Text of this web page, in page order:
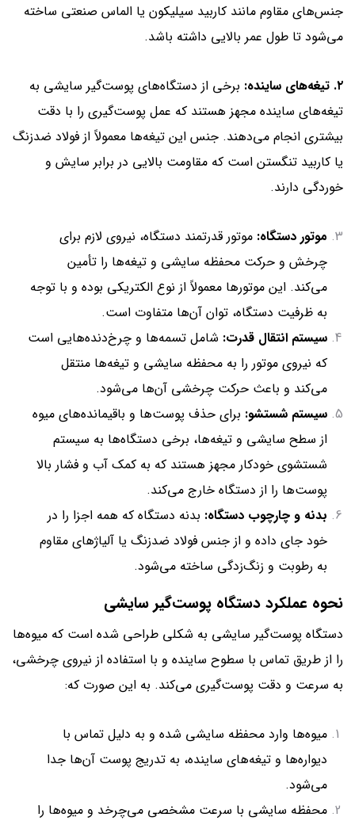
جنس‌های مقاوم مانند کاربید سیلیکون یا الماس صنعتی ساخته
می‌شود تا طول عمر بالایی داشته باشد.
۲. تیغه‌های ساینده:
برخی از دستگاه‌های پوست‌گیر سایشی به
تیغه‌های ساینده مجهز هستند که عمل پوست‌گیری را با دقت
بیشتری انجام می‌دهند. جنس این تیغه‌ها معمولاً از فولاد ضدزنگ
یا کاربید تنگستن است که مقاومت بالایی در برابر سایش و
خوردگی دارند.
موتور دستگاه: موتور قدرتمند دستگاه، نیروی لازم برای
چرخش و حرکت محفظه سایشی و تیغه‌ها را تأمین
می‌کند. این موتورها معمولاً از نوع الکتریکی بوده و با توجه
به ظرفیت دستگاه، توان آن‌ها متفاوت است.
سیستم انتقال قدرت: شامل تسمه‌ها و چرخ‌دنده‌هایی است
که نیروی موتور را به محفظه سایشی و تیغه‌ها منتقل
می‌کند و باعث حرکت چرخشی آن‌ها می‌شود.
سیستم شستشو: برای حذف پوست‌ها و باقیمانده‌های میوه
از سطح سایشی و تیغه‌ها، برخی دستگاه‌ها به سیستم
شستشوی خودکار مجهز هستند که به کمک آب و فشار بالا
پوست‌ها را از دستگاه خارج می‌کند.
بدنه و چارچوب دستگاه: بدنه دستگاه که همه اجزا را در
خود جای داده و از جنس فولاد ضدزنگ یا آلیاژهای مقاوم
به رطوبت و زنگ‌زدگی ساخته می‌شود.
نحوه عملکرد دستگاه پوست‌گیر سایشی
دستگاه پوست‌گیر سایشی به شکلی طراحی شده است که میوه‌ها
را از طریق تماس با سطوح ساینده و با استفاده از نیروی چرخشی،
به سرعت و دقت پوست‌گیری می‌کند. به این صورت که:
میوه‌ها وارد محفظه سایشی شده و به دلیل تماس با
دیواره‌ها و تیغه‌های ساینده، به تدریج پوست آن‌ها جدا
می‌شود.
محفظه سایشی با سرعت مشخصی می‌چرخد و میوه‌ها را